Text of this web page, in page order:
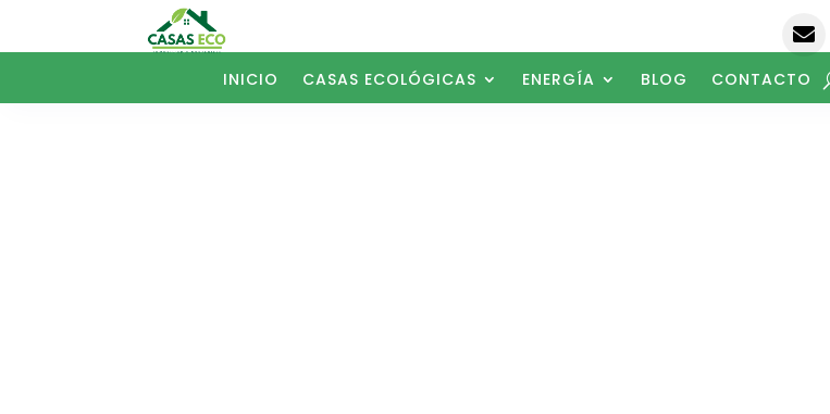

INICIO CASAS ECOLÓGICAS ENERGÍA BLOG CONTACTO